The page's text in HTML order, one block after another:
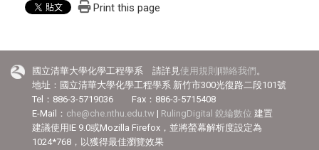
Print this page
國立清華大學化學工程學系 請詳見使用規則 |聯絡我們 。
地址：國立清華大學化學工程學系 新竹市300光復路二段101號
Tel：886-3-5719036 Fax：886-3-5715408
E-Mail： che@che.nthu.edu.tw | RulingDigital 銳綸數位 建置
建議使用IE 9.0或Mozilla Firefox，並將螢幕解析度設定為
1024*768，以獲得最佳瀏覽效果